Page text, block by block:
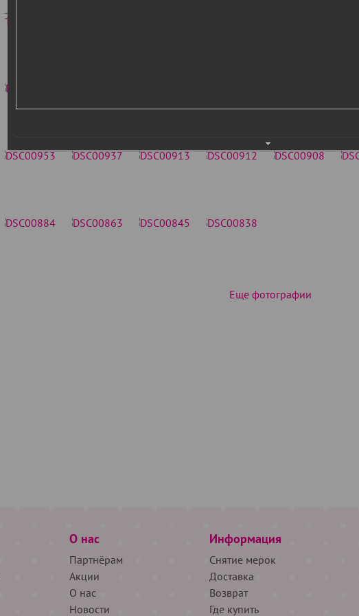
Еще фотографии
О нас
Партнёрам
Акции
О нас
Новости
Информация
Снятие мерок
Доставка
Возврат
Где купить